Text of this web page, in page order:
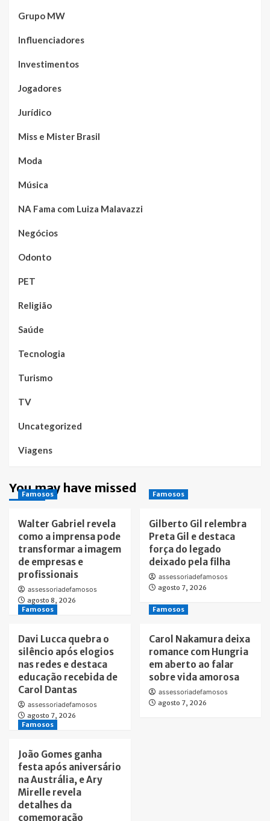
Grupo MW
Influenciadores
Investimentos
Jogadores
Jurídico
Miss e Mister Brasil
Moda
Música
NA Fama com Luiza Malavazzi
Negócios
Odonto
PET
Religião
Saúde
Tecnologia
Turismo
TV
Uncategorized
Viagens
You may have missed
Famosos
Walter Gabriel revela
como a imprensa pode
transformar a imagem
de empresas e
profissionais
assessoriadefamosos
agosto 8, 2026
Famosos
Gilberto Gil relembra
Preta Gil e destaca
força do legado
deixado pela filha
assessoriadefamosos
agosto 7, 2026
Famosos
Davi Lucca quebra o
silêncio após elogios
nas redes e destaca
educação recebida de
Carol Dantas
assessoriadefamosos
agosto 7, 2026
Famosos
Carol Nakamura deixa
romance com Hungria
em aberto ao falar
sobre vida amorosa
assessoriadefamosos
agosto 7, 2026
Famosos
João Gomes ganha
festa após aniversário
na Austrália, e Ary
Mirelle revela
detalhes da
comemoração